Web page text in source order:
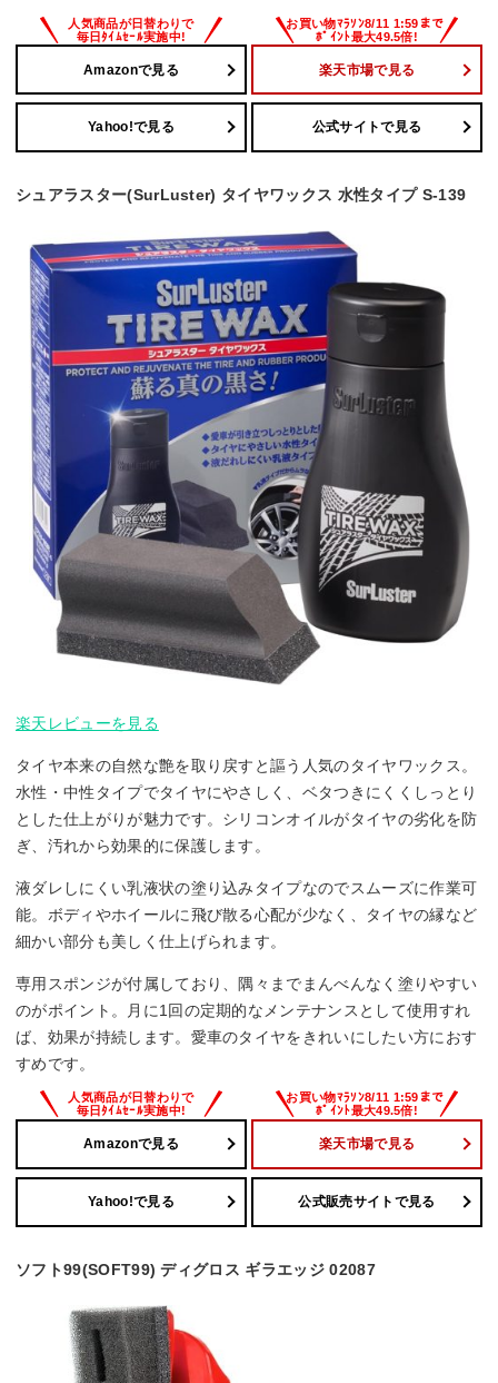
Amazonで見る 楽天市場で見る
Yahoo!で見る 公式サイトで見る
シュアラスター(SurLuster) タイヤワックス 水性タイプ S-139
楽天レビューを見る
タイヤ本来の自然な艶を取り戻すと謳う人気のタイヤワックス。
水性・中性タイプでタイヤにやさしく、ベタつきにくくしっとり
とした仕上がりが魅力です。シリコンオイルがタイヤの劣化を防
ぎ、汚れから効果的に保護します。
液ダレしにくい乳液状の塗り込みタイプなのでスムーズに作業可
能。ボディやホイールに飛び散る心配が少なく、タイヤの縁など
細かい部分も美しく仕上げられます。
専用スポンジが付属しており、隅々までまんべんなく塗りやすい
のがポイント。月に1回の定期的なメンテナンスとして使用すれ
ば、効果が持続します。愛車のタイヤをきれいにしたい方におす
すめです。
Amazonで見る 楽天市場で見る
Yahoo!で見る 公式販売サイトで見る
ソフト99(SOFT99) ディグロス ギラエッジ 02087